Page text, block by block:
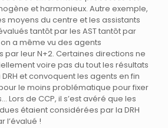
et harmonieux. Autre exemple,
moyens du centre et les assistants
tantôt par les AST tantôt par
a même vu des agents
leur N+2. Certaines directions ne
voire pas du tout les résultats
et convoquent les agents en fin
le moins problématique pour fixer
Lors de CCP, il s’est avéré que les
étaient considérées par la DRH
l’évalué !